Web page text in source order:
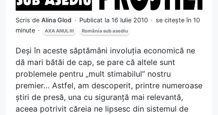
Scris de Alina Glod Publicat la 16 Iulie 2010
se citește în 10
minute
AXA ANUL III România sub asediu
Deși în aceste săptămâni involuția economică ne
dă mari bătăi de cap, se pare că altele sunt
problemele pentru „mult stimabilul” nostru
premier… Astfel, am descoperit, printre numeroase
știri de presă, una cu siguranță mai relevantă,
aceea potrivit căreia ne lipsesc din sistemul de